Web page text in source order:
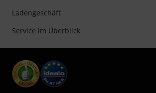
Ladengeschäft
Service im Überblick